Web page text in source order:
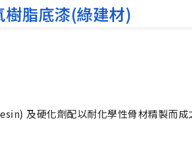
脂底漆(綠建材)
及硬化劑配以耐化學性骨材精製而成